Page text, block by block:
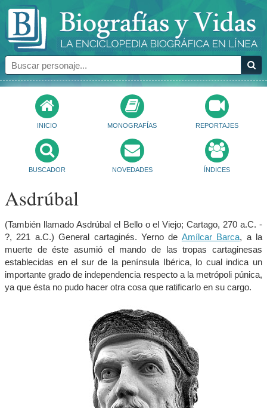
INICIO MONOGRAFÍAS REPORTAJES
BUSCADOR NOVEDADES ÍNDICES
Asdrúbal
(También llamado Asdrúbal el Bello o el Viejo; Cartago, 270 a.C. -
?, 221 a.C.) General cartaginés. Yerno de Amílcar Barca, a la
muerte de éste asumió el mando de las tropas cartaginesas
establecidas en el sur de la península Ibérica, lo cual indica un
importante grado de independencia respecto a la metrópoli púnica,
ya que ésta no pudo hacer otra cosa que ratificarlo en su cargo.